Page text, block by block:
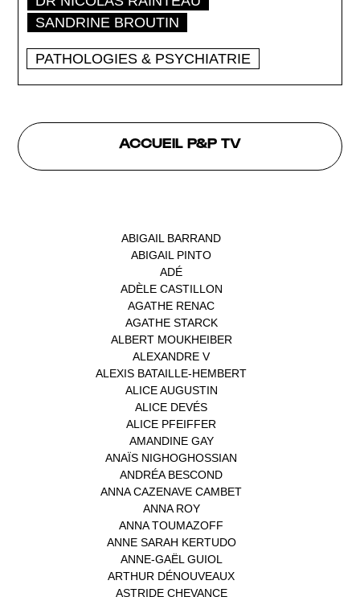
SANDRINE BROUTIN
PATHOLOGIES & PSYCHIATRIE
ACCUEIL P&P TV
ABIGAIL BARRAND
ABIGAIL PINTO
ADÉ
ADÈLE CASTILLON
AGATHE RENAC
AGATHE STARCK(1)
ALBERT MOUKHEIBER
ALEXANDRE V(1)
ALEXIS BATAILLE-HEMBERT
ALICE AUGUSTIN
ALICE DEVÉS
ALICE PFEIFFER
AMANDINE GAY(1)
ANAÏS NIGHOGHOSSIAN
ANDRÉA BESCOND
ANNA CAZENAVE CAMBET
ANNA ROY(1)
ANNA TOUMAZOFF
ANNE SARAH KERTUDO(1)
ANNE-GAËL GUIOL
ARTHUR DÉNOUVEAUX
ASTRIDE CHEVANCE(3)